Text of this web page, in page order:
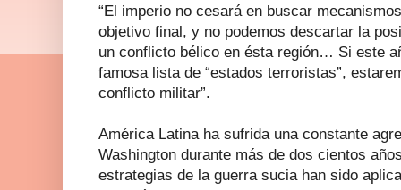
“El imperio no cesará en buscar
objetivo final, y no podemos descartar la
un conflicto bélico en ésta región… Si este
famosa lista de “estados terroristas”,
conflicto militar”.
América Latina ha sufrida una constante
Washington durante más de dos cientos
estrategias de la guerra sucia han sido